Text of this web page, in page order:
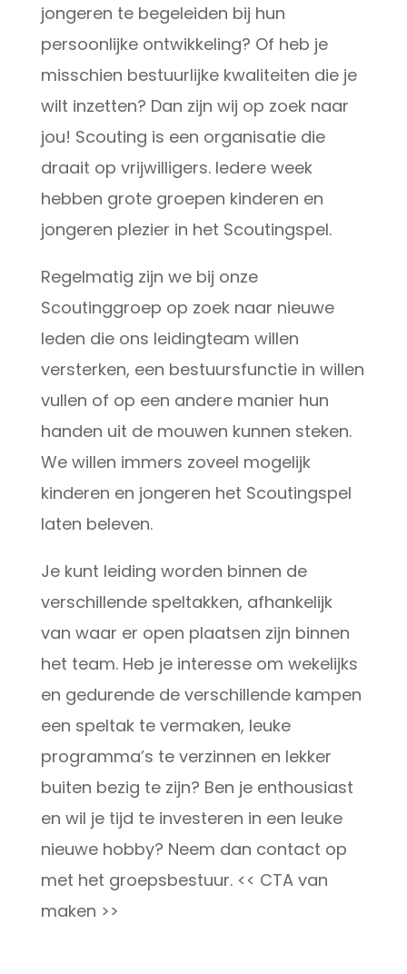
jongeren te begeleiden bij hun
persoonlijke ontwikkeling? Of heb je
misschien bestuurlijke kwaliteiten die je
wilt inzetten? Dan zijn wij op zoek naar
jou! Scouting is een organisatie die
draait op vrijwilligers. Iedere week
hebben grote groepen kinderen en
jongeren plezier in het Scoutingspel.
Regelmatig zijn we bij onze
Scoutinggroep op zoek naar nieuwe
leden die ons leidingteam willen
versterken, een bestuursfunctie in willen
vullen of op een andere manier hun
handen uit de mouwen kunnen steken.
We willen immers zoveel mogelijk
kinderen en jongeren het Scoutingspel
laten beleven.
Je kunt leiding worden binnen de
verschillende speltakken, afhankelijk
van waar er open plaatsen zijn binnen
het team. Heb je interesse om wekelijks
en gedurende de verschillende kampen
een speltak te vermaken, leuke
programma’s te verzinnen en lekker
buiten bezig te zijn? Ben je enthousiast
en wil je tijd te investeren in een leuke
nieuwe hobby? Neem dan contact op
met het groepsbestuur. << CTA van
maken >>